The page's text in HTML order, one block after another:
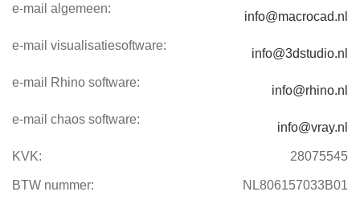
e-mail algemeen:
info@macrocad.nl
e-mail visualisatiesoftware:
info@3dstudio.nl
e-mail Rhino software:
info@rhino.nl
e-mail chaos software:
info@vray.nl
KVK: 28075545
BTW nummer: NL806157033B01